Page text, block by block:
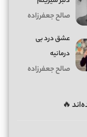
صالح جعفرزاده
عشق درد بی
درمانیه
صالح جعفرزاده
🔥